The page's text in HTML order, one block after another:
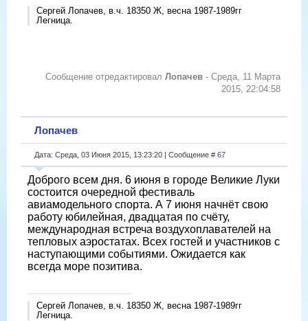
Сергей Лопачев, в.ч. 18350 Ж, весна 1987-1989гг
Легница.
Сообщение отредактировал Лопачев - Среда, 11 Марта
2015, 22:04:58
Лопачев
Дата: Среда, 03 Июня 2015, 13:23:20 | Сообщение # 67
Доброго всем дня. 6 июня в городе Великие Луки
состоится очередной фестиваль
авиамодельного спорта. А 7 июня начнёт свою
работу юбилейная, двадцатая по счёту,
международная встреча воздухоплавателей на
тепловых аэростатах. Всех гостей и участников с
наступающими событиями. Ожидается как
всегда море позитива.
Сергей Лопачев, в.ч. 18350 Ж, весна 1987-1989гг
Легница.